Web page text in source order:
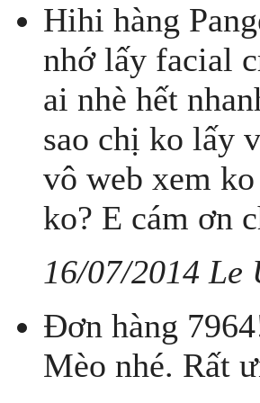
Hihi hàng
nhớ lấy facial
ai nhè hết
sao chị ko lấy
vô web xem
ko? E cám ơn
16/07/2014 Le
Đơn hàng
Mèo nhé. Rất